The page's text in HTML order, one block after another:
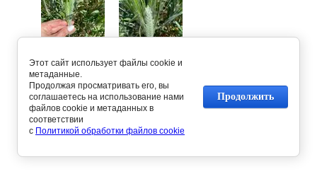
Предыдущее
Вернуться в галерею
Этот сайт использует файлы cookie и
метаданные.
Продолжая просматривать его, вы
соглашаетесь на использование нами
файлов cookie и метаданных в
соответствии
с Политикой обработки файлов cookie
Продолжить